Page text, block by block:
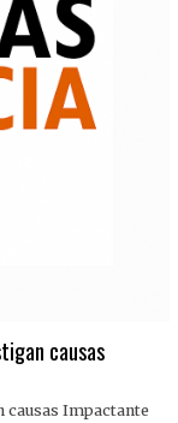
causas
causas Impactante